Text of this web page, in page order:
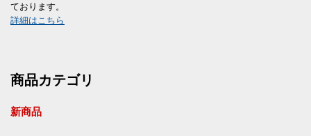
ております。
詳細はこちら
商品カテゴリ
新商品